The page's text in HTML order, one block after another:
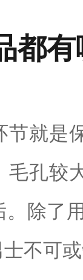
都
节就是
毛孔较
。除了
不可